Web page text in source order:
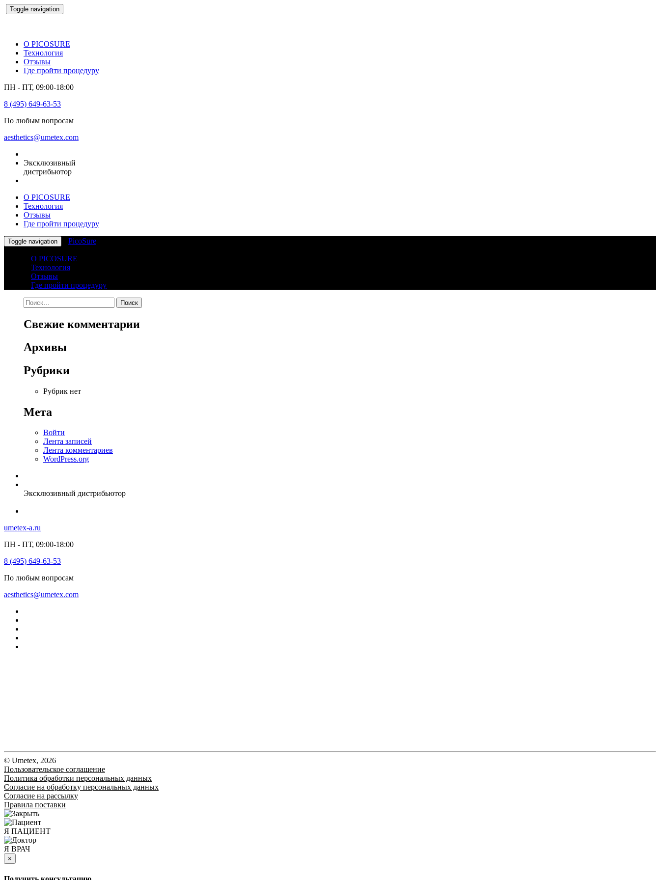
Toggle navigation
О PICOSURE
Технология
Отзывы
Где пройти процедуру
ПН - ПТ, 09:00-18:00
8 (495) 649-63-53
По любым вопросам
aesthetics@umetex.com
Эксклюзивный
дистрибьютор
О PICOSURE
Технология
Отзывы
Где пройти процедуру
Toggle navigation PicoSure
О PICOSURE
Технология
Отзывы
Где пройти процедуру
Найти:
Свежие комментарии
Архивы
Рубрики
Рубрик нет
Мета
Войти
Лента записей
Лента комментариев
WordPress.org
Эксклюзивный дистрибьютор
umetex-a.ru
ПН - ПТ, 09:00-18:00
8 (495) 649-63-53
По любым вопросам
aesthetics@umetex.com
© Umetex, 2026
Пользовательское соглашение
Политика обработки персональных данных
Согласие на обработку персональных данных
Согласие на рассылку
Правила поставки
Я ПАЦИЕНТ
Я ВРАЧ
×